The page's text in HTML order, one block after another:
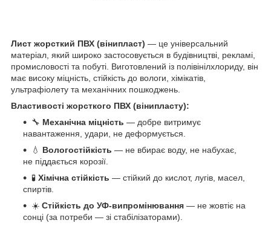
Лист жорсткий ПВХ (вінипласт) — це універсальний
матеріал, який широко застосовується в будівництві, рекламі,
промисловості та побуті. Виготовлений із полівінілхлориду, він
має високу міцність, стійкість до вологи, хімікатів,
ультрафіолету та механічних пошкоджень.
Властивості жорсткого ПВХ (вінипласту):
🔧 Механічна міцність — добре витримує
навантаження, удари, не деформується.
💧 Вологостійкість — не вбирає воду, не набухає,
не піддається корозії.
🧪 Хімічна стійкість — стійкий до кислот, лугів, масел,
спиртів.
☀️ Стійкість до УФ-випромінювання — не жовтіє на
сонці (за потреби — зі стабілізаторами).